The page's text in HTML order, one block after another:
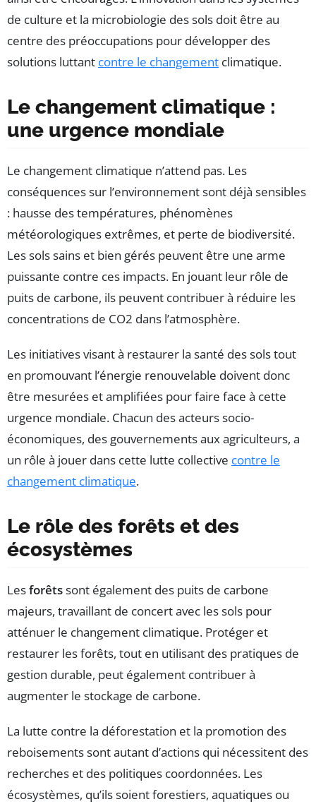
de culture et la microbiologie des sols doit être au
centre des préoccupations pour développer des
solutions luttant contre le changement climatique.
Le changement climatique :
une urgence mondiale
Le changement climatique n’attend pas. Les
conséquences sur l’environnement sont déjà sensibles
: hausse des températures, phénomènes
météorologiques extrêmes, et perte de biodiversité.
Les sols sains et bien gérés peuvent être une arme
puissante contre ces impacts. En jouant leur rôle de
puits de carbone, ils peuvent contribuer à réduire les
concentrations de CO2 dans l’atmosphère.
Les initiatives visant à restaurer la santé des sols tout
en promouvant l’énergie renouvelable doivent donc
être mesurées et amplifiées pour faire face à cette
urgence mondiale. Chacun des acteurs socio-
économiques, des gouvernements aux agriculteurs, a
un rôle à jouer dans cette lutte collective contre le
changement climatique.
Le rôle des forêts et des
écosystèmes
Lesforêtssont également des puits de carbone
majeurs, travaillant de concert avec les sols pour
atténuer le changement climatique. Protéger et
restaurer les forêts, tout en utilisant des pratiques de
gestion durable, peut également contribuer à
augmenter le stockage de carbone.
La lutte contre la déforestation et la promotion des
reboisements sont autant d’actions qui nécessitent des
recherches et des politiques coordonnées. Les
écosystèmes, qu’ils soient forestiers, aquatiques ou